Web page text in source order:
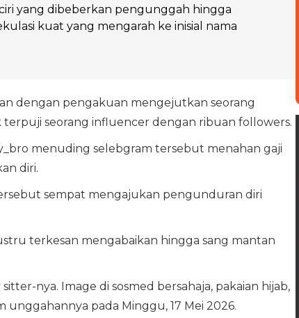
yang dibeberkan pengunggah hingga
kuat yang mengarah ke inisial nama
dengan pengakuan mengejutkan seorang
seorang influencer dengan ribuan followers.
menuding selebgram tersebut menahan gaji
diri.
sempat mengajukan pengunduran diri
terkesan mengabaikan hingga sang mantan
nya. Image di sosmed bersahaja, pakaian hijab,
pada Minggu, 17 Mei 2026.